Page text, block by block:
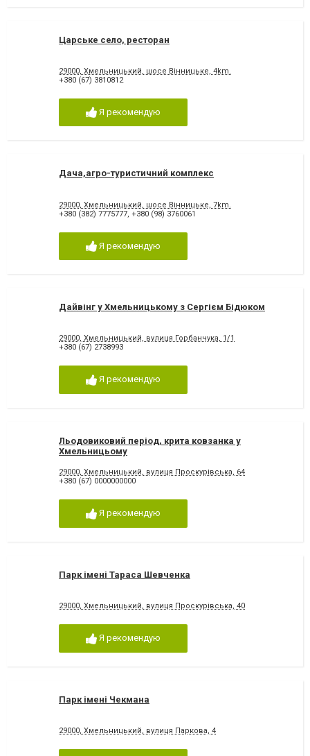
Царське село, ресторан
29000, Хмельницький, шосе Вінницьке, 4km.
+380 (67) 3810812
Я рекомендую
Дача,агро-туристичний комплекс
29000, Хмельницький, шосе Вінницьке, 7km.
+380 (382) 7775777, +380 (98) 3760061
Я рекомендую
Дайвінг у Хмельницькому з Сергієм Бідюком
29000, Хмельницький, вулиця Горбанчука, 1/1
+380 (67) 2738993
Я рекомендую
Льодовиковий період, крита ковзанка у
Хмельницьому
29000, Хмельницький, вулиця Проскурівська, 64
+380 (67) 0000000000
Я рекомендую
Парк імені Тараса Шевченка
29000, Хмельницький, вулиця Проскурівська, 40
Я рекомендую
Парк імені Чекмана
29000, Хмельницький, вулиця Паркова, 4